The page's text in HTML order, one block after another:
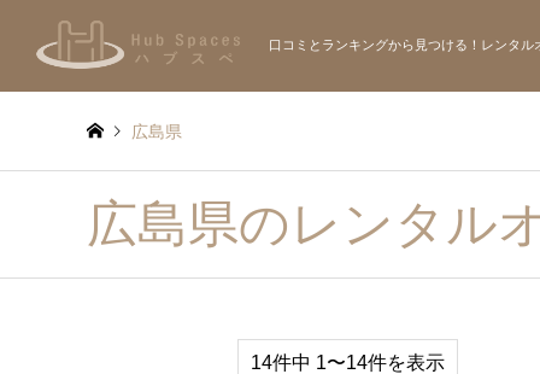
口コミとランキングから見つける！レンタル
広島県
広島県のレンタル
14件中 1〜14件を表示